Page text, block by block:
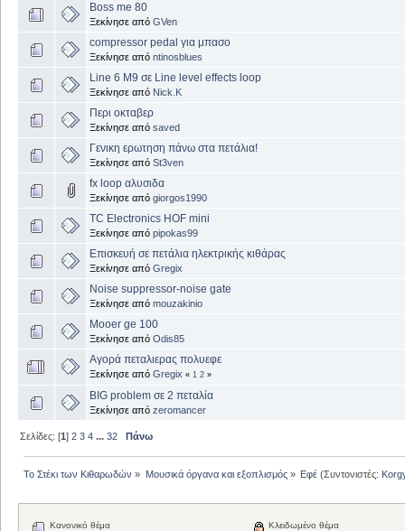
Boss me 80
Ξεκίνησε από GVen
compressor pedal για μπασο
Ξεκίνησε από ntinosblues
Line 6 M9 σε Line level effects loop
Ξεκίνησε από Nick.K
Περι οκταβερ
Ξεκίνησε από saved
Γενικη ερωτηση πάνω στα πετάλια!
Ξεκίνησε από St3ven
fx loop αλυσιδα
Ξεκίνησε από giorgos1990
TC Electronics HOF mini
Ξεκίνησε από pipokas99
Επισκευή σε πετάλια ηλεκτρικής κιθάρας
Ξεκίνησε από Gregix
Noise suppressor-noise gate
Ξεκίνησε από mouzakinio
Mooer ge 100
Ξεκίνησε από Odis85
Αγορά πεταλιερας πολυεφε
Ξεκίνησε από Gregix « 1 2 »
BIG problem σε 2 πεταλία
Ξεκίνησε από zeromancer
Σελίδες: [1]2 3 4 ...32 Πάνω
Το Στέκι των Κιθαρωδών » Μουσικά όργανα και εξοπλισμός» Εφέ(Συντονιστές:
Κανονικό θέμα Κλειδωμένο θέμα